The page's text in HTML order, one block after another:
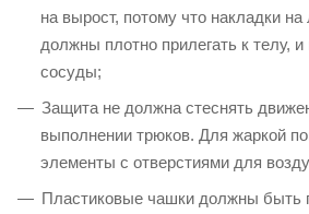
на вырост, потому что накладки на
должны плотно прилегать к телу,
сосуды;
Защита не должна стеснять
выполнении трюков. Для жаркой
элементы с отверстиями для
Пластиковые чашки должны быть